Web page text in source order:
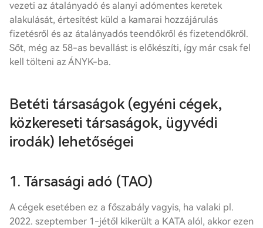
vezeti az átalányadó és alanyi adómentes keretek
alakulását, értesítést küld a kamarai hozzájárulás
fizetésről és az átalányadós teendőkről és fizetendőkről.
Sőt, még az 58-as bevallást is előkészíti, így már csak fel
kell tölteni az ÁNYK-ba.
Betéti társaságok (egyéni cégek,
közkereseti társaságok, ügyvédi
irodák) lehetőségei
1. Társasági adó (TAO)
A cégek esetében ez a főszabály vagyis, ha valaki pl.
2022. szeptember 1-jétől kikerült a KATA alól, akkor ezen